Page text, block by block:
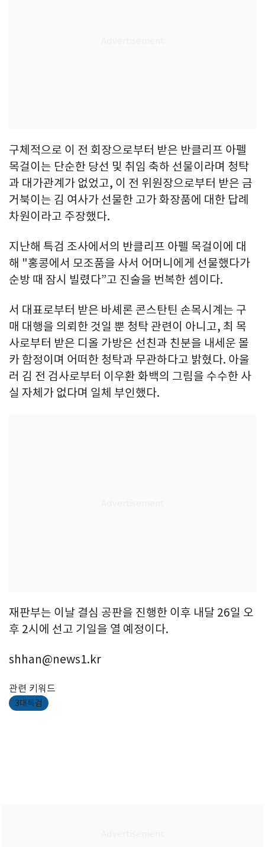
구체적으로 이 전 회장으로부터 받은 반클리프 아펠
목걸이는 단순한 당선 및 취임 축하 선물이라며 청탁
과 대가관계가 없었고, 이 전 위원장으로부터 받은 금
거북이는 김 여사가 선물한 고가 화장품에 대한 답례
차원이라고 주장했다.
지난해 특검 조사에서의 반클리프 아펠 목걸이에 대
해 "홍콩에서 모조품을 사서 어머니에게 선물했다가
순방 때 잠시 빌렸다”고 진술을 번복한 셈이다.
서 대표로부터 받은 바셰론 콘스탄틴 손목시계는 구
매 대행을 의뢰한 것일 뿐 청탁 관련이 아니고, 최 목
사로부터 받은 디올 가방은 선친과 친분을 내세운 몰
카 함정이며 어떠한 청탁과 무관하다고 밝혔다. 아울
러 김 전 검사로부터 이우환 화백의 그림을 수수한 사
실 자체가 없다며 일체 부인했다.
재판부는 이날 결심 공판을 진행한 이후 내달 26일 오
후 2시에 선고 기일을 열 예정이다.
shhan@news1.kr
관련 키워드
3대특검